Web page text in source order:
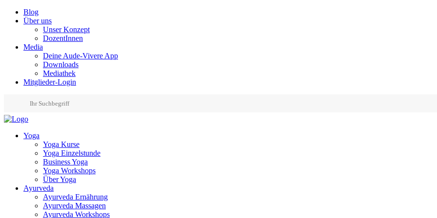
Blog
Über uns
Unser Konzept
DozentInnen
Media
Deine Aude-Vivere App
Downloads
Mediathek
Mitglieder-Login
Yoga
Yoga Kurse
Yoga Einzelstunde
Business Yoga
Yoga Workshops
Über Yoga
Ayurveda
Ayurveda Ernährung
Ayurveda Massagen
Ayurveda Workshops